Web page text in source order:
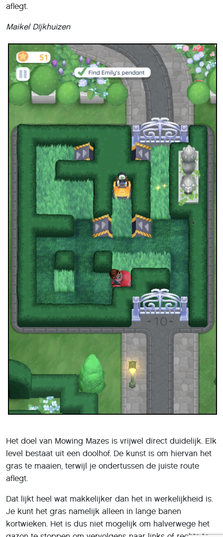
aflegt.
Maikel DIjkhuizen
Het doel van Mowing Mazes is vrijwel direct duidelijk. Elk
level bestaat uit een doolhof. De kunst is om hiervan het
gras te maaien, terwijl je ondertussen de juiste route
aflegt.
Dat lijkt heel wat makkelijker dan het in werkelijkheid is.
Je kunt het gras namelijk alleen in lange banen
kortwieken. Het is dus niet mogelijk om halverwege het